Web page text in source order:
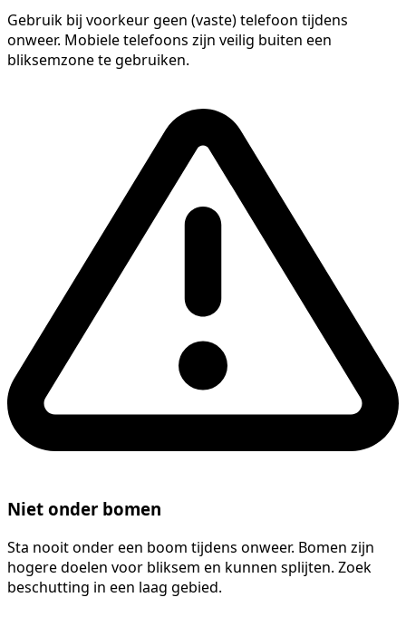
Gebruik bij voorkeur geen (vaste) telefoon tijdens
onweer. Mobiele telefoons zijn veilig buiten een
bliksemzone te gebruiken.
Niet onder bomen
Sta nooit onder een boom tijdens onweer. Bomen zijn
hogere doelen voor bliksem en kunnen splijten. Zoek
beschutting in een laag gebied.